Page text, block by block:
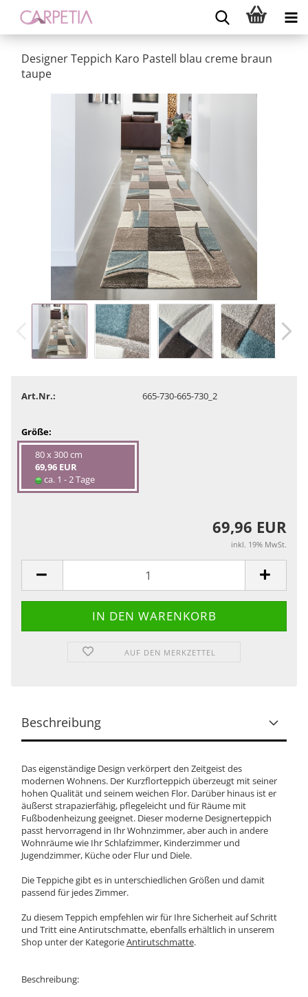
Designer Teppich Karo Pastell blau creme braun
taupe
Art.Nr.: 665-730-665-730_2
Größe:
80 x 300 cm
69,96 EUR
ca. 1 - 2 Tage
69,96 EUR
inkl. 19% MwSt.
AUF DEN MERKZETTEL
Beschreibung
Das eigenständige Design verkörpert den Zeitgeist des
modernen Wohnens. Der Kurzflorteppich überzeugt mit seiner
hohen Qualität und seinem weichen Flor. Darüber hinaus ist er
äußerst strapazierfähig, pflegeleicht und für Räume mit
Fußbodenheizung geeignet. Dieser moderne Designerteppich
passt hervorragend in Ihr Wohnzimmer, aber auch in andere
Wohnräume wie Ihr Schlafzimmer, Kinderzimmer und
Jugendzimmer, Küche oder Flur und Diele.
Die Teppiche gibt es in unterschiedlichen Größen und damit
passend für jedes Zimmer.
Zu diesem Teppich empfehlen wir für Ihre Sicherheit auf Schritt
und Tritt eine Antirutschmatte, ebenfalls erhältlich in unserem
Shop unter der KategorieAntirutschmatte.
Beschreibung: